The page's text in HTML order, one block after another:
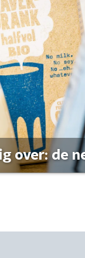
over: de